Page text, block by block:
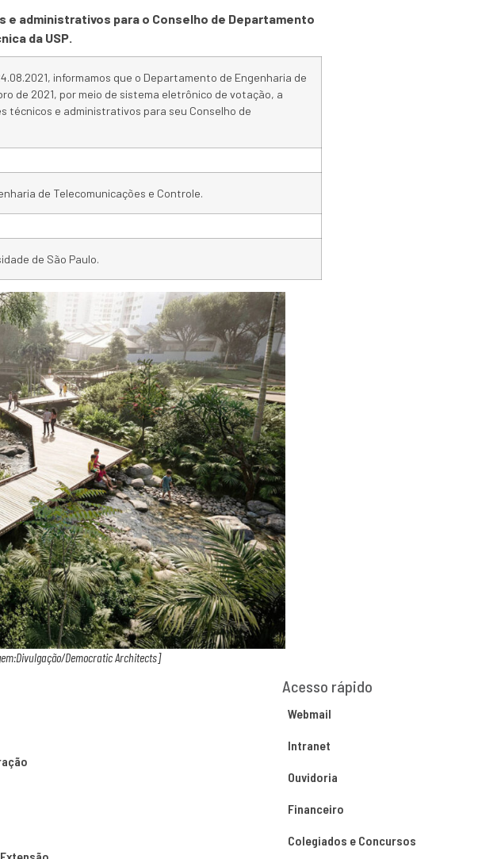
administrativos para o Conselho de Departamento
da USP.
informamos que o Departamento de Engenharia de
de 2021, por meio de sistema eletrônico de votação, a
técnicos e administrativos para seu Conselho de
de Telecomunicações e Controle.
de São Paulo.
Democratic Architects]
Acesso rápido
Webmail
Intranet
Ouvidoria
Financeiro
Colegiados e Concursos